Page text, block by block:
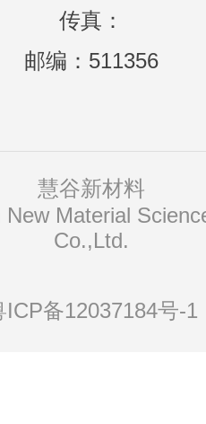
传真：
邮编：511356
慧谷新材料
Co.,Ltd.
ICP备12037184号-1